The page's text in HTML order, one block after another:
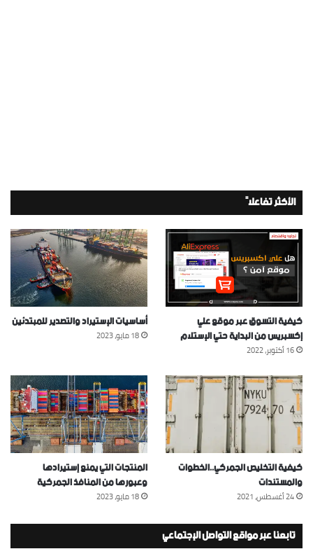
الأكثر تفاعلاً
كيفية التسوق عبر موقع علي
إكسبريس من البداية حتي الإستلام
16 أكتوبر، 2022
أساسيات الإستيراد والتصدير للمبتدئين
18 مايو، 2023
كيفية التخليص الجمركي..الخطوات
والمستندات
24 أغسطس، 2021
المنتجات التي يمنع إستيرادها
وعبورها من المنافذ الجمركية
18 مايو، 2023
تابعنا عبر مواقع التواصل الإجتماعي